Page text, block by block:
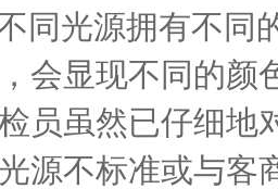
同光源拥有不同
会显现不同的颜
员虽然已仔细地
源不标准或与客